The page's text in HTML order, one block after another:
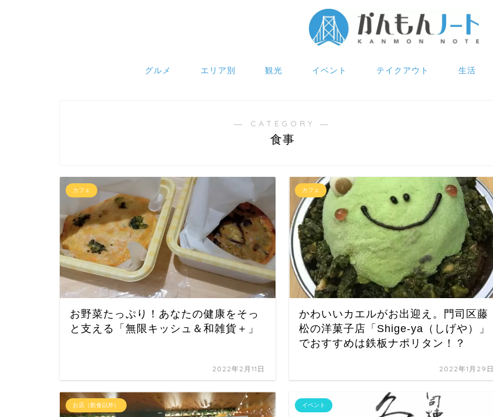
グルメ エリア別 観光 イベント テイクアウト 生活
― CATEGORY ―
食事
カフェ
お野菜たっぷり！あなたの健康をそっ
と支える「無限キッシュ＆和雑貨＋」
2022年2月11日
カフェ
かわいいカエルがお出迎え。門司区藤
松の洋菓子店「Shige-ya（しげや）」
でおすすめは鉄板ナポリタン！？
2022年1月29日
お店（飲食以外） イベント